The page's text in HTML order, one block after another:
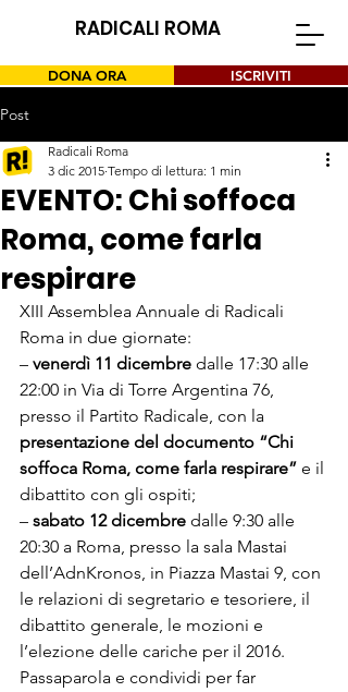
RADICALI ROMA
DONA ORA ISCRIVITI
Post
EVENTO: Chi soffoca
Roma, come farla
respirare
Radicali Roma
3 dic 2015 Tempo di lettura: 1 min
XIII Assemblea Annuale di Radicali
Roma in due giornate:
– venerdì 11 dicembre dalle 17:30 alle
22:00 in Via di Torre Argentina 76,
presso il Partito Radicale, con la
presentazione del documento “Chi
soffoca Roma, come farla respirare” e il
dibattito con gli ospiti;
– sabato 12 dicembre dalle 9:30 alle
20:30 a Roma, presso la sala Mastai
dell’AdnKronos, in Piazza Mastai 9, con
le relazioni di segretario e tesoriere, il
dibattito generale, le mozioni e
l’elezione delle cariche per il 2016.
Passaparola e condividi per far